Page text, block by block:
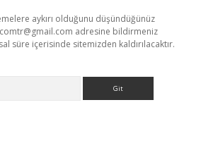
aykırı olduğunu düşündüğünüz
adresine bildirmeniz
süre içerisinde sitemizden kaldırılacaktır.